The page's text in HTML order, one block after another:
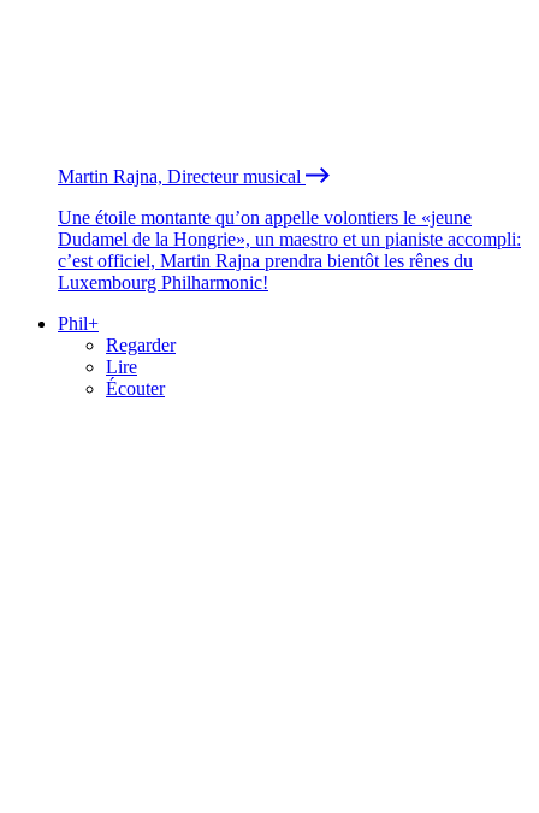
Martin Rajna, Directeur musical
Une étoile montante qu’on appelle volontiers le «jeune
Dudamel de la Hongrie», un maestro et un pianiste accompli:
c’est officiel, Martin Rajna prendra bientôt les rênes du
Luxembourg Philharmonic!
Phil+
Regarder
Lire
Écouter